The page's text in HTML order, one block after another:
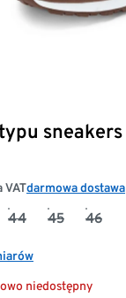
sneakers
VATdarmowa dostawa
44 45 46
niedostępny